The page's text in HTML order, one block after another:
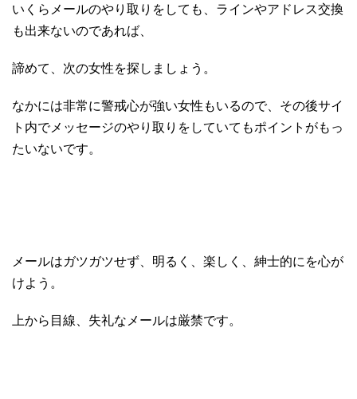
いくらメールのやり取りをしても、ラインやアドレス交換
も出来ないのであれば、
諦めて、次の女性を探しましょう。
なかには非常に警戒心が強い女性もいるので、その後サイ
ト内でメッセージのやり取りをしていてもポイントがもっ
たいないです。
メールはガツガツせず、明るく、楽しく、紳士的にを心が
けよう。
上から目線、失礼なメールは厳禁です。